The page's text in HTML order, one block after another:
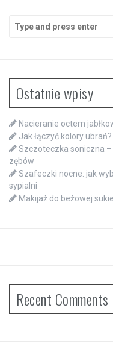
for:
Ostatnie wpisy
Nacieranie octem
Jak łączyć kolory
Szczoteczka soniczna
zębów
Szafeczki nocne: jak
sypialni
Makijaż do beżowej
Recent Comments